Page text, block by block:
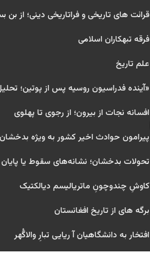
قرائت های تاریخی و فراتاریخی دینی؛ از بن
فرقه تبهکاران اسلامی
علم تاریخ
«آینده فدراسیون روسیه پس از پوتین؛
افسانه نجات از بیرون؛ از رجوی تا پهلوی
پیرامون حوادث اخیر کشور به ویژه بدخشان
تحولات بدخشان؛ نشانه‌های سقوط یا
کاوشِ چندو‌چونِ ماتریالیسم دیالکتیک
برگه های از تاریخ افغانستان
افتخار به دانشگاهیان آ ریایی تبارِ والاگُهر